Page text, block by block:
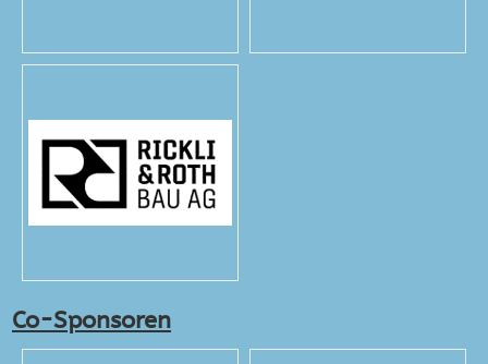
Co-Sponsoren